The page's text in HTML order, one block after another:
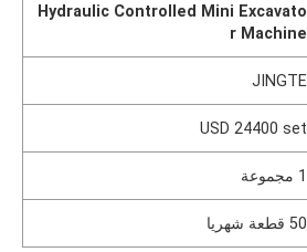
Hydraulic Controlled Mini Excavato
r Machine
JINGTE
USD 24400 set
1 مجموعة
50 قطعة شهريا